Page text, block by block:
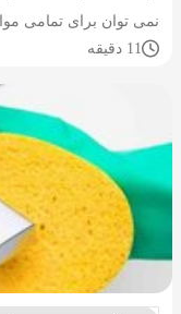
نمی توان برای تمامی
11 دقیقه